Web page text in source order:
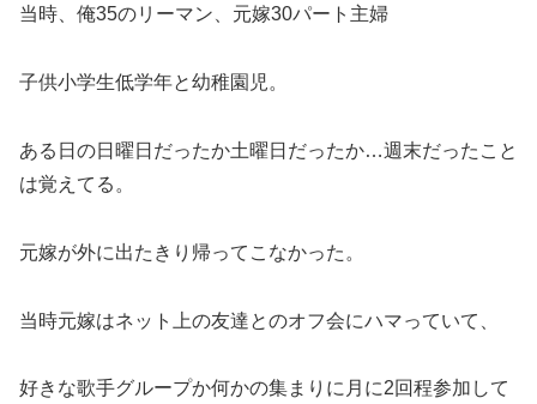
当時、俺35のリーマン、元嫁30パート主婦
子供小学生低学年と幼稚園児。
ある日の日曜日だったか土曜日だったか…週末だったこと
は覚えてる。
元嫁が外に出たきり帰ってこなかった。
当時元嫁はネット上の友達とのオフ会にハマっていて、
好きな歌手グループか何かの集まりに月に2回程参加して